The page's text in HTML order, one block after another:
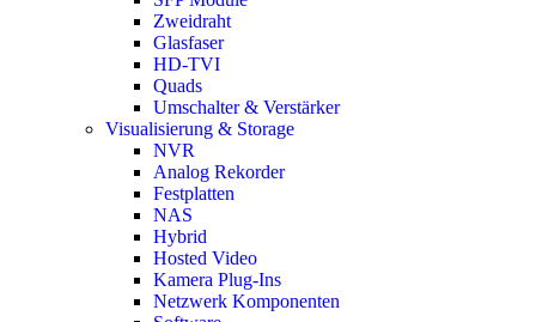
Zweidraht
Glasfaser
HD-TVI
Quads
Umschalter & Verstärker
Visualisierung & Storage
NVR
Analog Rekorder
Festplatten
NAS
Hybrid
Hosted Video
Kamera Plug-Ins
Netzwerk Komponenten